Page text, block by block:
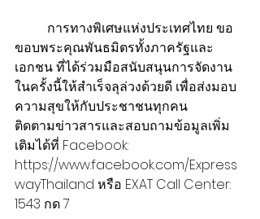
ขอบพระคุณพันธมิตรทั้งภาครัฐและ
เอกชน ที่ได้ร่วมมือสนับสนุนการจัดงาน
ในครั้งนี้ให้สำเร็จลุล่วงด้วยดี เพื่อส่งมอบ
ความสุขให้กับประชาชนทุกคน
ติดตามข่าวสารและสอบถามข้อมูลเพิ่ม
เติมได้ที่ Facebook:
https://www.facebook.com/Express
wayThailand หรือ EXAT Call Center:
1543 กด 7